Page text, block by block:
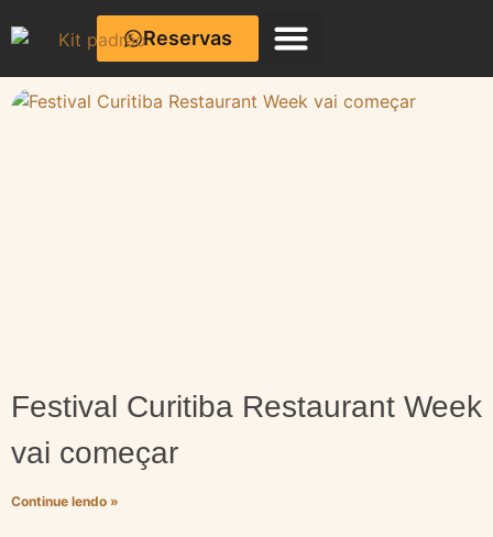
Reservas
Festival Curitiba Restaurant Week
vai começar
Continue lendo »